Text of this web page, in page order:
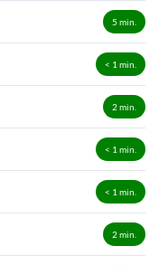
5 min.
< 1 min.
2 min.
< 1 min.
< 1 min.
2 min.